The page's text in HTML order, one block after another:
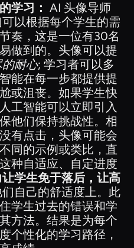
学习： AI 头像导师
以根据每个学生的需
奏，这是一位有30名
做到的。头像可以提
耐心; 学习者可以多
能在每一步都提供提
或沮丧。如果学生快
工智能可以立即引入
他们保持挑战性。相
有点击，头像可能会
同的示例或类比，直
种自适应、自定进度
学生免于落后，让高
自己的舒适度上。此
学生过去的错误和学
方法。结果是为每个
个性化的学习路径，